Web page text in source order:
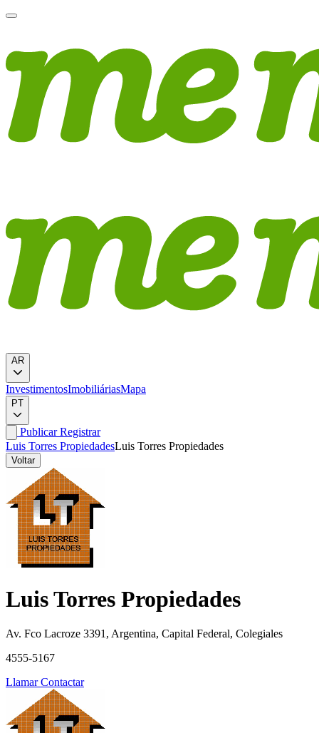
AR
InvestimentosImobiliáriasMapa
PT
PublicarRegistrar
Luis Torres PropiedadesLuis Torres Propiedades
Voltar
Luis Torres Propiedades
Av. Fco Lacroze 3391, Argentina, Capital Federal, Colegiales
4555-5167
LlamarContactar